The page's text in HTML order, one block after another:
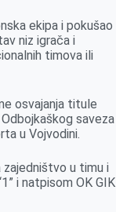
ekipa i pokušao
niz igrača i
timova ili
osvajanja titule
saveza
u Vojvodini.
zajedništvo u timu i
i natpisom OK GIK